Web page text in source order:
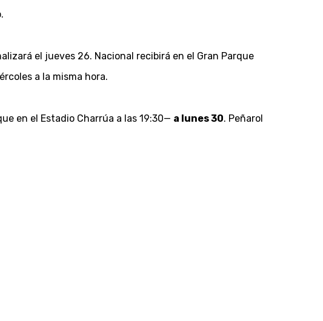
el jueves 26. Nacional recibirá en el Gran Parque
a la misma hora.
en el Estadio Charrúa a las 19:30— a lunes 30. Peñarol